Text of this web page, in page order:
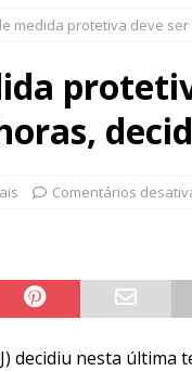
medida protetiva deve ser
Comentários
decidiu nesta última